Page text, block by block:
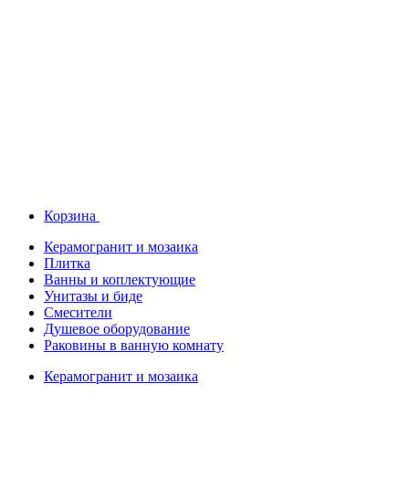
Корзина
Керамогранит и мозаика
Плитка
Ванны и коплектующие
Унитазы и биде
Смесители
Душевое оборудование
Раковины в ванную комнату
Керамогранит и мозаика